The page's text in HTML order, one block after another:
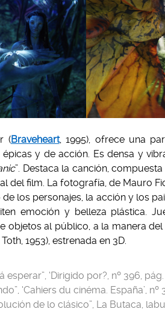
(Braveheart, 1995), ofrece una
y de acción. Es densa y
”. Destaca la canción,
del film. La fotografía, de Mauro
los personajes, la acción y los
emoción y belleza plástica.
objetos al público, a la manera
Toth, 1953), estrenada en 3D.
‘Dirigido por?, nº 396,
‘Cahiers du cinéma. España’, nº
de lo clásico”, La Butaca,